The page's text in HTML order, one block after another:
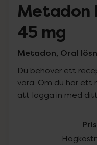
Metadon
45 mg
Metadon, Oral
Du behöver ett
vara. Om du har ett
att logga in med